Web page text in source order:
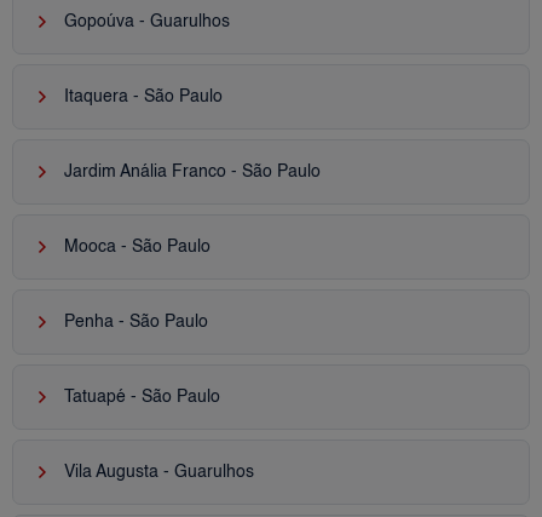
keyboard_arrow_right Gopoúva - Guarulhos
keyboard_arrow_right Itaquera - São Paulo
keyboard_arrow_right Jardim Anália Franco - São Paulo
keyboard_arrow_right Mooca - São Paulo
keyboard_arrow_right Penha - São Paulo
keyboard_arrow_right Tatuapé - São Paulo
keyboard_arrow_right Vila Augusta - Guarulhos